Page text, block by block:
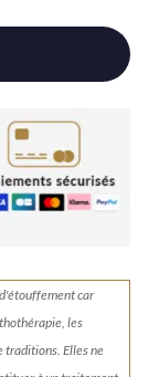
car
les
traditions. Elles ne